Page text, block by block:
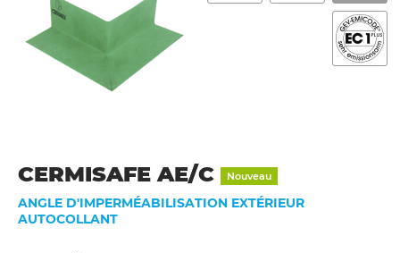
CERMISAFE AE/C Nouveau
ANGLE D'IMPERMÉABILISATION EXTÉRIEUR
AUTOCOLLANT